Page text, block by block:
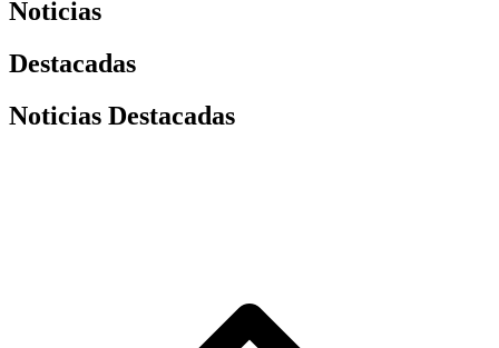
Noticias
Destacadas
Noticias Destacadas